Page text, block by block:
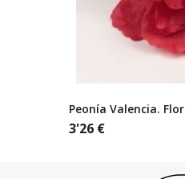
Peonía Valencia.
3'26 €